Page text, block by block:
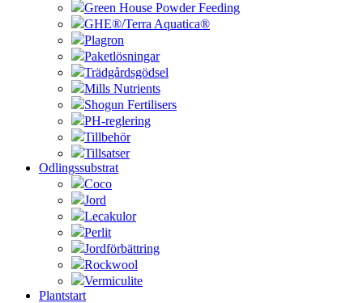
Green House Powder Feeding
GHE®/Terra Aquatica®
Plagron
Paketlösningar
Trädgårdsgödsel
Mills Nutrients
Shogun Fertilisers
PH-reglering
Tillbehör
Tillsatser
Odlingssubstrat
Coco
Jord
Lecakulor
Perlit
Jordförbättring
Rockwool
Vermiculite
Plantstart